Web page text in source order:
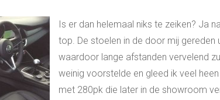
Is er dan helemaal niks te zeiken? Ja
top. De stoelen in de door mij gereden
waardoor lange afstanden vervelend
weinig voorstelde en gleed ik veel
met 280pk die later in de showroom